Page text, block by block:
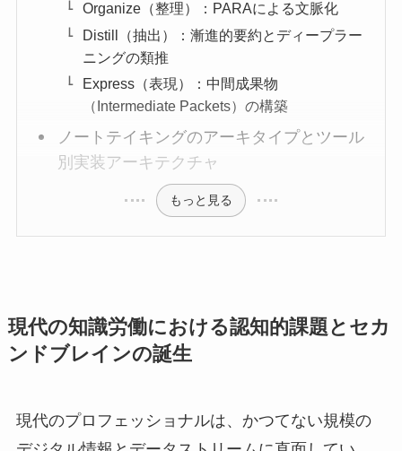
Organize（整理）：PARAによる文脈化
Distill（抽出）：漸進的要約とディープラー
ニングの類推
Express（表現）：中間成果物
（Intermediate Packets）の構築
ノートテイキングのアーキタイプとツール
別実装アーキテクチャ
もっと見る
現代の知識労働における認知的課題とセカ
ンドブレインの誕生
現代のプロフェッショナルは、かつてない規模の